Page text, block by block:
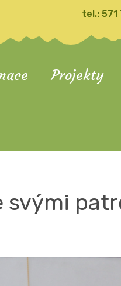
tel.: 571
Projekty
svými